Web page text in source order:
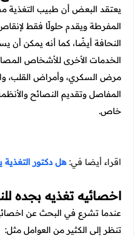
عروض العظام
عروض الانف والاذن
عروض العلاج الطبيعي
يعتقد البعض أن طبيب التغذية
المفرطة ويقدم حلولًا فقط
النحافة أيضًا، كما أنه يمكن أن
الخدمات الأخرى للأشخاص
مرض السكري، وأمراض القلب،
المفاصل وتقديم النصائح
خاص.
اقراء أيضا في:هل دكتور التغذية
اخصائيه تغذيه بجده
عندما تشرع في البحث عن
تنظر إلى الكثير من العوامل مثل: